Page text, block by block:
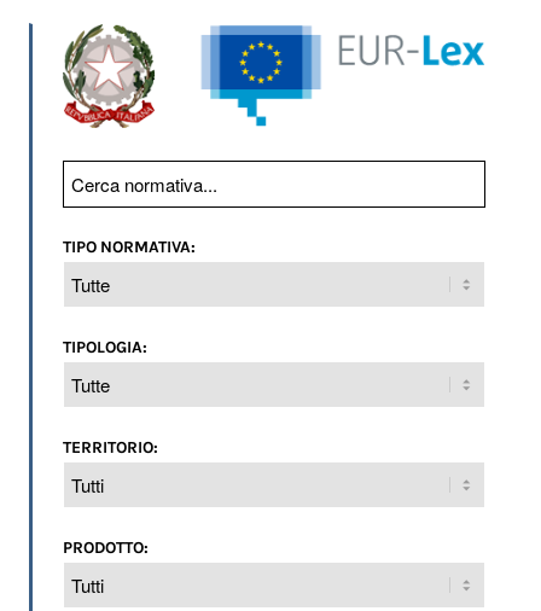
TIPO NORMATIVA:
TIPOLOGIA:
TERRITORIO:
PRODOTTO: